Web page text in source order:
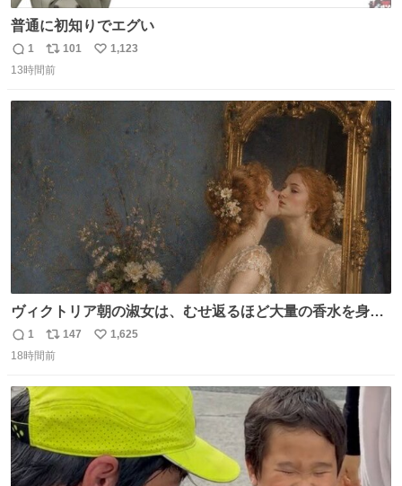
普通に初知りでエグい
返
信
1
リ
ポ
ト
101
い
1,123
13時間前
ヴィクトリア朝の淑女は、むせ返るほど大量の香水を身に
つけるものではないとされていた。それでも香水は、髪や
肌の手入れと同じくらい、ヴィクトリア朝の女性達の美容
が知る香水よりも単純な組成で、その大部分は薔薇、菫、
ベルガモット、
返
信
1
リ
ポ
ト
数
147
い
数
1,625
18時間前